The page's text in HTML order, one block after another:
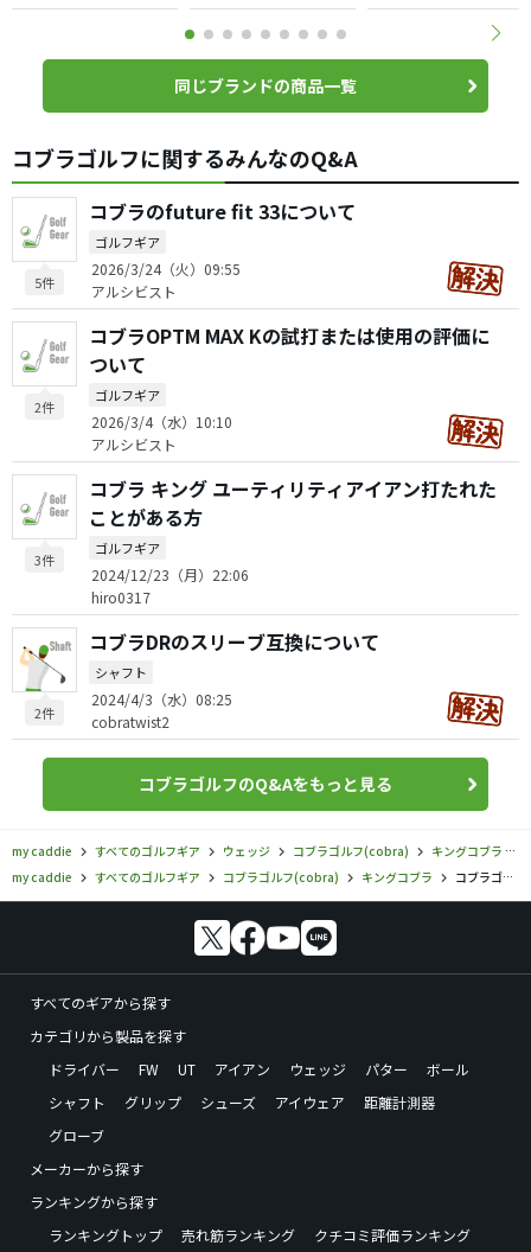
同じブランドの商品一覧
コブラゴルフに関するみんなのQ&A
5件
コブラのfuture fit 33について
ゴルフギア
2026/3/24（火）09:55
アルシビスト
2件
コブラOPTM MAX Kの試打または使用の評価に
ついて
ゴルフギア
2026/3/4（水）10:10
アルシビスト
3件
コブラ キング ユーティリティアイアン打たれた
ことがある方
ゴルフギア
2024/12/23（月）22:06
hiro0317
2件
コブラDRのスリーブ互換について
シャフト
2024/4/3（水）08:25
cobratwist2
コブラゴルフのQ&Aをもっと見る
my caddie すべてのゴルフギア ウェッジ コブラゴルフ(cobra) キングコブラ
my caddie
すべてのゴルフギア コブラゴルフ(cobra) キングコブラ コブラゴルフ／キングコブラ／キングコブラ スネークバイト ウェッジの口コミ評価
すべてのギアから探す
カテゴリから製品を探す
ドライバー
FW UT アイアン ウェッジ パター
ボール
シャフト
グリップ シューズ アイウェア
距離計測器
グローブ
メーカーから探す
ランキングから探す
ランキングトップ
売れ筋ランキング
クチコミ評価ランキング